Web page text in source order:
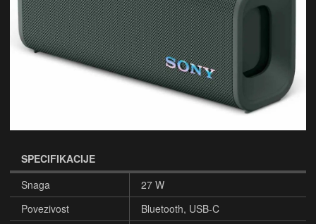
SPECIFIKACIJE
Snaga
27 W
Povezivost
Bluetooth, USB-C